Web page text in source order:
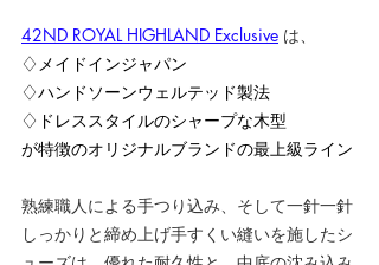
42ND ROYAL HIGHLAND Exclusive は、
♢メイドインジャパン
♢ハンドソーンウェルテッド製法
♢ドレススタイルのシャープな木型
が特徴のオリジナルブランドの最上級ライン
熟練職人による手つり込み、そして一針一針
しっかりと締め上げ手すくい縫いを施したシ